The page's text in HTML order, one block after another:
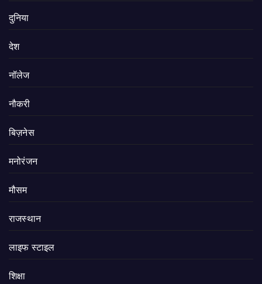
दुनिया
देश
नॉलेज
नौकरी
बिज़नेस
मनोरंजन
मौसम
राजस्थान
लाइफ स्टाइल
शिक्षा